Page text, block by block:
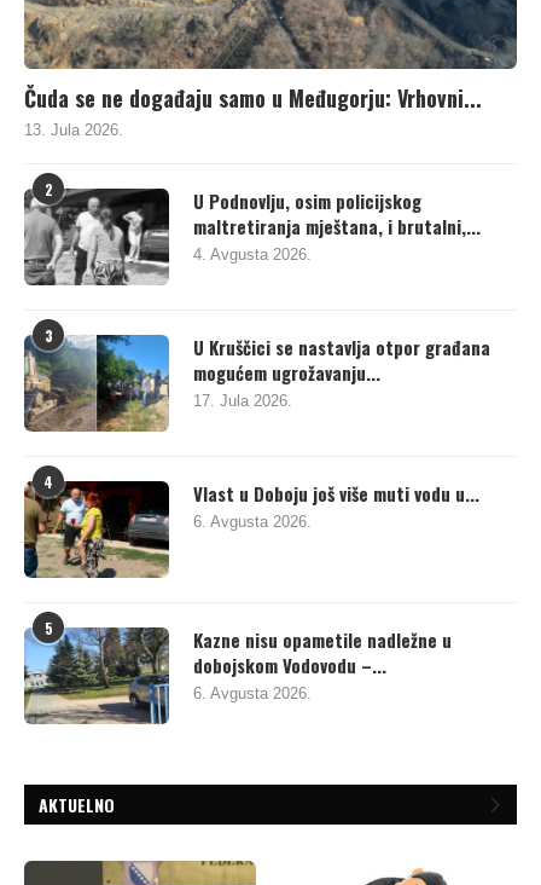
Čuda se ne događaju samo u Međugorju: Vrhovni...
13. Jula 2026.
2
U Podnovlju, osim policijskog
maltretiranja mještana, i brutalni,...
4. Avgusta 2026.
3
U Kruščici se nastavlja otpor građana
mogućem ugrožavanju...
17. Jula 2026.
4 Vlast u Doboju još više muti vodu u...
6. Avgusta 2026.
5
Kazne nisu opametile nadležne u
dobojskom Vodovodu –...
6. Avgusta 2026.
AKTUELNO